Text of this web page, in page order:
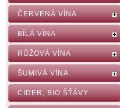
ČERVENÁ VÍNA
BÍLÁ VÍNA
RŮŽOVÁ VÍNA
ŠUMIVÁ VÍNA
CIDER, BIO ŠŤÁVY